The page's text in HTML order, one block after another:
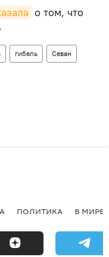
о том, что
гибель Севан
ПОЛИТИКА В МИРЕ